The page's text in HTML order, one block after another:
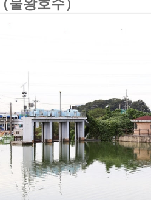
물왕호수）